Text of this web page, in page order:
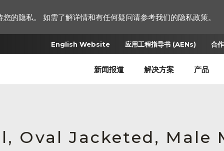
English Website 应用工程指导书 (AENs) 合
新闻报道 解决方案 产品
Oval Jacketed, Male
的隐私。 如需了解详情和有任何疑问请参考我们的隐私政策。